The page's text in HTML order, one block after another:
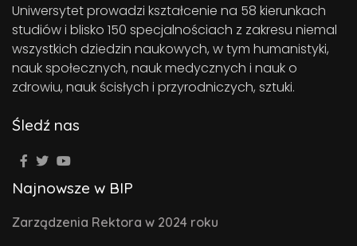
Uniwersytet prowadzi kształcenie na 58 kierunkach
studiów i blisko 150 specjalnościach z zakresu niemal
wszystkich dziedzin naukowych, w tym humanistyki,
nauk społecznych, nauk medycznych i nauk o
zdrowiu, nauk ścisłych i przyrodniczych, sztuki.
Śledź nas
Najnowsze w BIP
Zarządzenia Rektora w 2024 roku